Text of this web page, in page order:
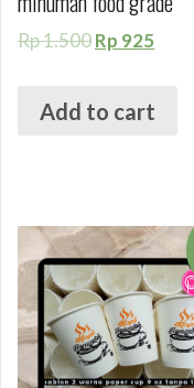
Rp1.500Rp 925
Add to cart